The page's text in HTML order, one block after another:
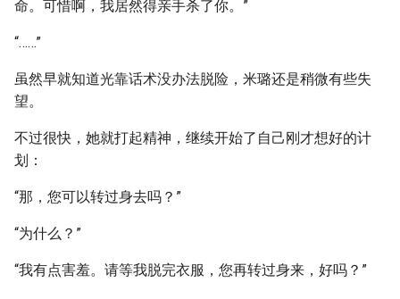
命。可惜啊，我居然得亲手杀了你。”
“……”
虽然早就知道光靠话术没办法脱险，米璐还是稍微有些失
望。
不过很快，她就打起精神，继续开始了自己刚才想好的计
划：
“那，您可以转过身去吗？”
“为什么？”
“我有点害羞。请等我脱完衣服，您再转过身来，好吗？”